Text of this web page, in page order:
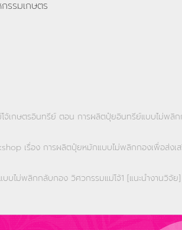
รรมเกษตร
จ้เกษตรอินทรีย์ ตอน การผลิตปุ๋ยอินทรีย์แบบไม่พลิ
เรื่อง การผลิตปุ๋ยหมักแบบไม่พลิกกองเพื่อส่งเ
บไม่พลิกกลับกอง วิศวกรรมแม่โจ้1 [แนะนำงานวิจัย]